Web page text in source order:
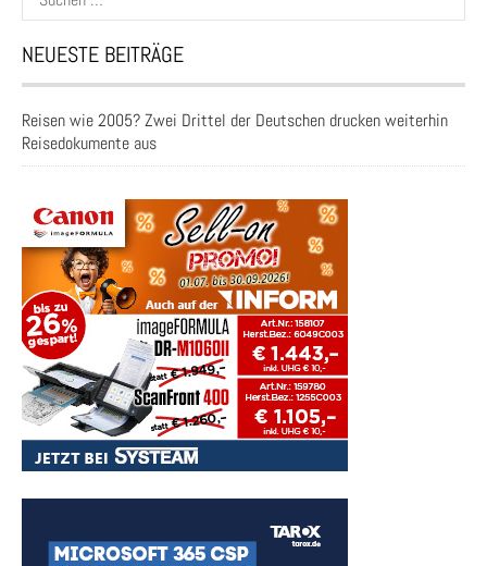
nach:
NEUESTE BEITRÄGE
Reisen wie 2005? Zwei Drittel der Deutschen drucken weiterhin
Reisedokumente aus